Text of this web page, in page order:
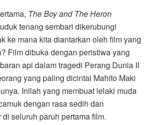
The Boy and The Heron
tenang sembari dikerubungi
ke mana kita diantarkan oleh film yang
Film dibuka dengan peristiwa yang
api dalam tragedi Perang Dunia II
yang paling dicintai Mahito Maki
Inilah yang membuat lelaki muda
dengan rasa sedih dan
seluruh paruh pertama film.